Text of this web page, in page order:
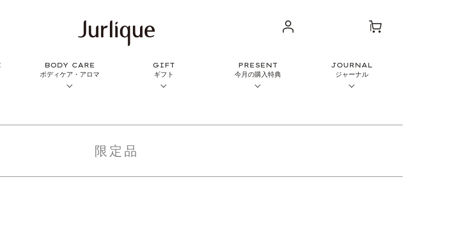
BODY CARE
ボディケア・アロマ
GIFT
ギフト
PRESENT
今月の購入特典
JOURNAL
ジャーナル
限定品